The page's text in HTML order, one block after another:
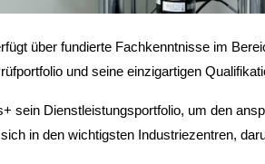
über fundierte Fachkenntnisse im
und seine einzigartigen
sein Dienstleistungsportfolio, um den
in den wichtigsten Industriezentren,